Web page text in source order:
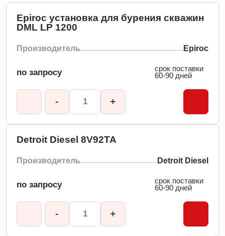
Epiroc установка для бурения скважин
DML LP 1200
Производитель Epiroc
по запросу
срок поставки
60-90 дней
- +
Detroit Diesel 8V92TA
Производитель Detroit Diesel
по запросу
срок поставки
60-90 дней
- +